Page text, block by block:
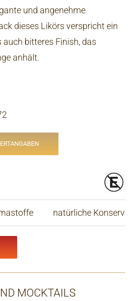
und angenehme
dieses Likörs verspricht ein
bitteres Finish, das
anhält.
natürliche
MOCKTAILS